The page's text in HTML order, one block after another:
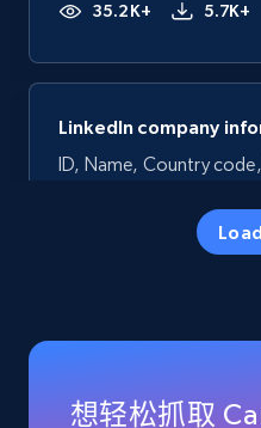
35.2K+ 5.7K+
LinkedIn company
ID, Name, Country
想轻松抓取